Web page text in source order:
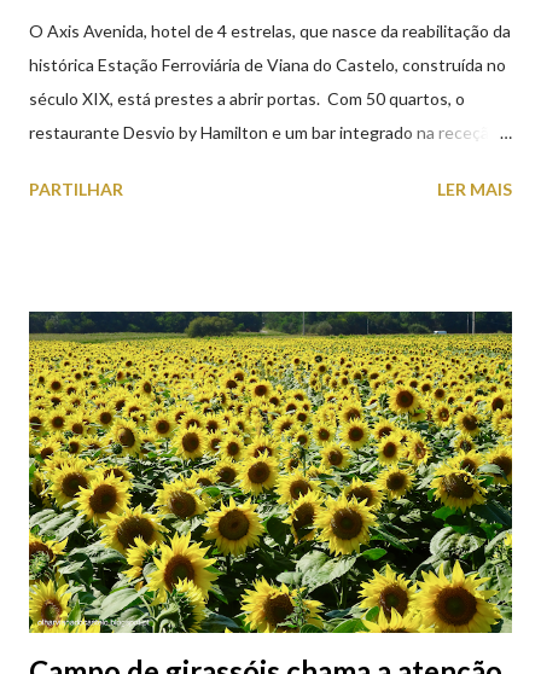
O Axis Avenida, hotel de 4 estrelas, que nasce da reabilitação da
histórica Estação Ferroviária de Viana do Castelo, construída no
século XIX, está prestes a abrir portas. Com 50 quartos, o
restaurante Desvio by Hamilton e um bar integrado na receção,
peças históricas cedidas pela IP Património que homenageiam a
PARTILHAR LER MAIS